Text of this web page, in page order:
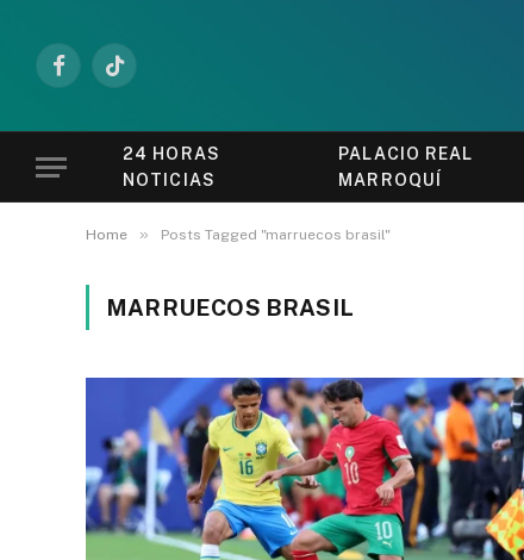
FacebookTikTok
24 HORAS
NOTICIAS
PALACIO REAL
MARROQUÍ
Home » Posts Tagged "marruecos brasil"
MARRUECOS BRASIL